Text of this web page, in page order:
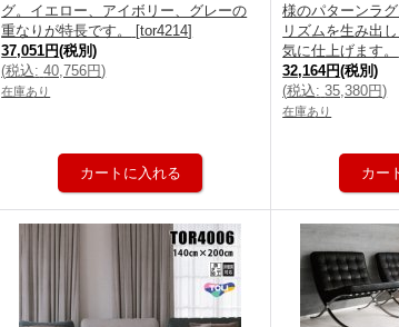
グ。イエロー、アイボリー、グレーの
重なりが特長です。
[tor4214]
37,051円(税別)
(税込: 40,756円)
在庫あり
様のパターンラ
リズムを生み出
気に仕上げます。
32,164円(税別)
(税込: 35,380円)
在庫あり